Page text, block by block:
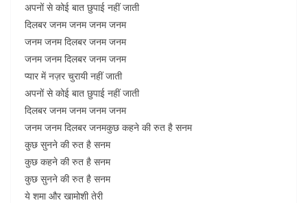
अपनों से कोई बात छुपाई नहीं जाती
दिलबर जनम जनम जनम जनम
जनम जनम दिलबर जनम जनम
जनम जनम दिलबर जनम जनम
प्यार में नज़र चुरायी नहीं जाती
अपनों से कोई बात छुपाई नहीं जाती
दिलबर जनम जनम जनम जनम
जनम जनम दिलबर जनमकुछ कहने की रुत है सनम
कुछ सुनने की रुत है सनम
कुछ कहने की रुत है सनम
कुछ सुनने की रुत है सनम
ये शमा और खामोशी तेरी